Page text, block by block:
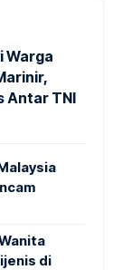
Warga
Antar TNI
di